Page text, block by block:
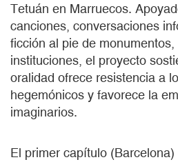
Tetuán en Marruecos.
canciones, conversaciones
ficción al pie de
instituciones, el proyecto
oralidad ofrece resistencia a
hegemónicos y favorece la
imaginarios.
El primer capítulo